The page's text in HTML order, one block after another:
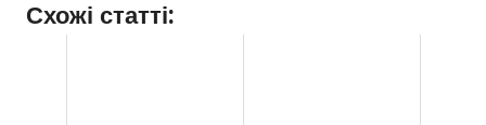
Схожі статті: